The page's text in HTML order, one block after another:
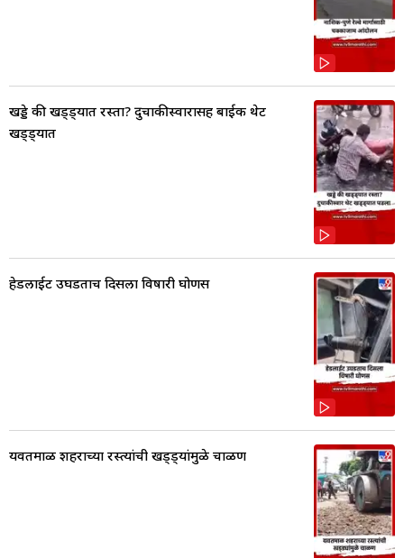
खड्डे की खड्ड्यात रस्ता? दुचाकीस्वारासह बाईक थेट
खड्ड्यात
हेडलाईट उघडताच दिसला विषारी घोणस
यवतमाळ शहराच्या रस्त्यांची खड्ड्यांमुळे चाळण